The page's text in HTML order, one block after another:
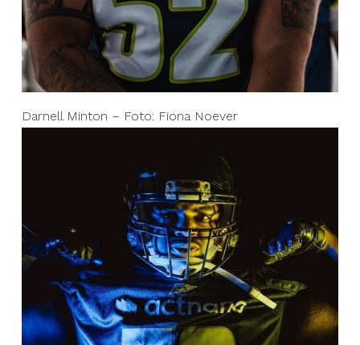
Darnell Minton – Foto: Fiona Noever